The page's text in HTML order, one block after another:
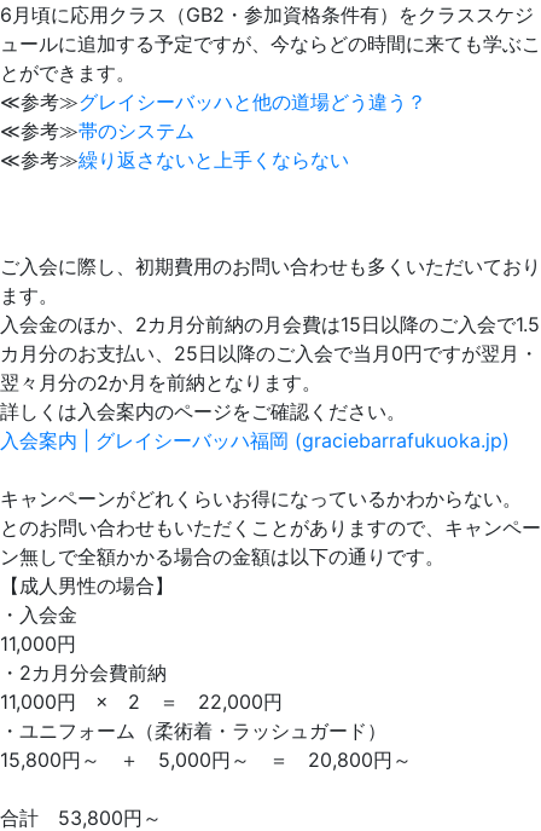
6月頃に応用クラス（GB2・参加資格条件有）をクラススケジ
ュールに追加する予定ですが、今ならどの時間に来ても学ぶこ
とができます。
≪参考≫グレイシーバッハと他の道場どう違う？
≪参考≫帯のシステム
≪参考≫繰り返さないと上手くならない
ご入会に際し、初期費用のお問い合わせも多くいただいており
ます。
入会金のほか、2カ月分前納の月会費は15日以降のご入会で1.5
カ月分のお支払い、25日以降のご入会で当月0円ですが翌月・
翌々月分の2か月を前納となります。
詳しくは入会案内のページをご確認ください。
入会案内 | グレイシーバッハ福岡 (graciebarrafukuoka.jp)
キャンペーンがどれくらいお得になっているかわからない。
とのお問い合わせもいただくことがありますので、キャンペー
ン無しで全額かかる場合の金額は以下の通りです。
【成人男性の場合】
・入会金
11,000円
・2カ月分会費前納
11,000円 × 2 ＝ 22,000円
・ユニフォーム（柔術着・ラッシュガード）
15,800円～ ＋ 5,000円～ ＝ 20,800円～
合計 53,800円～